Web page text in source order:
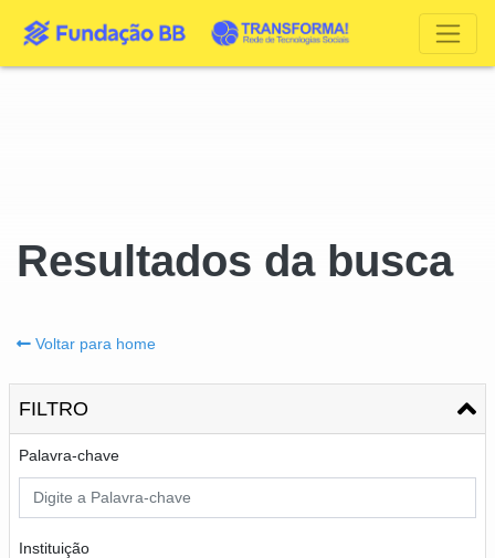
Resultados da busca
Voltar para home
FILTRO
Palavra-chave
Instituição